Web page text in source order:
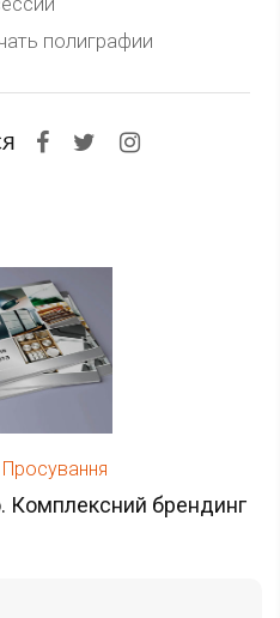
полиграфии
Комплексний брендинг